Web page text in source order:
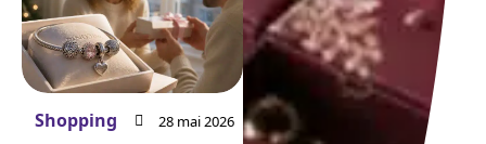
Shopping 28 mai 2026